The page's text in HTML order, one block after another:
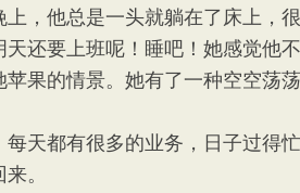
，他总是一头就躺在了床上，
还要上班呢！睡吧！她感觉他
果的情景。她有了一种空空荡荡
天都有很多的业务，日子过得
。